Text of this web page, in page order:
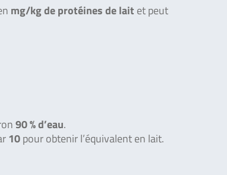
mg/kg de protéines de lait et peut
90 % d’eau.
10pour obtenir l’équivalent en lait.